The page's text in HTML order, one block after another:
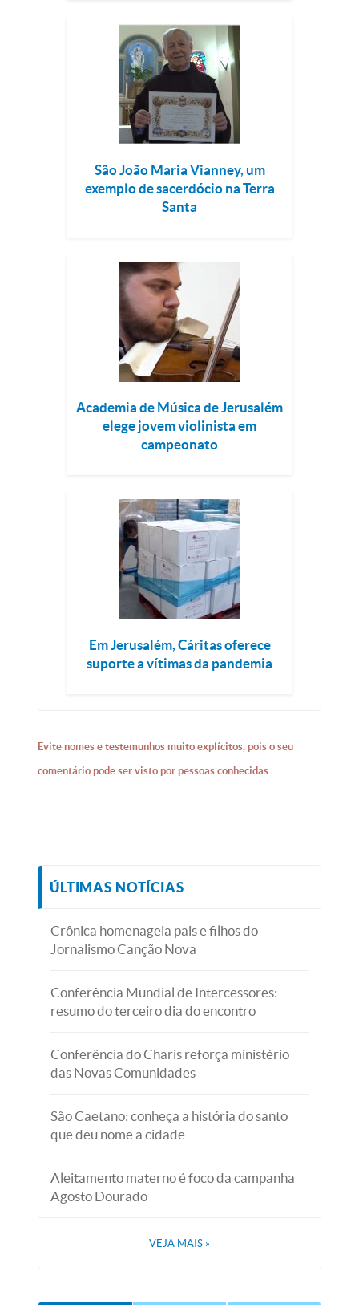
São João Maria Vianney, um
exemplo de sacerdócio na Terra
Santa
Academia de Música de Jerusalém
elege jovem violinista em
campeonato
Em Jerusalém, Cáritas oferece
suporte a vítimas da pandemia
Evite nomes e testemunhos muito explícitos, pois o seu
comentário pode ser visto por pessoas conhecidas.
ÚLTIMAS NOTÍCIAS
Crônica homenageia pais e filhos do
Jornalismo Canção Nova
Conferência Mundial de Intercessores:
resumo do terceiro dia do encontro
Conferência do Charis reforça ministério
das Novas Comunidades
São Caetano: conheça a história do santo
que deu nome a cidade
Aleitamento materno é foco da campanha
Agosto Dourado
VEJA MAIS »